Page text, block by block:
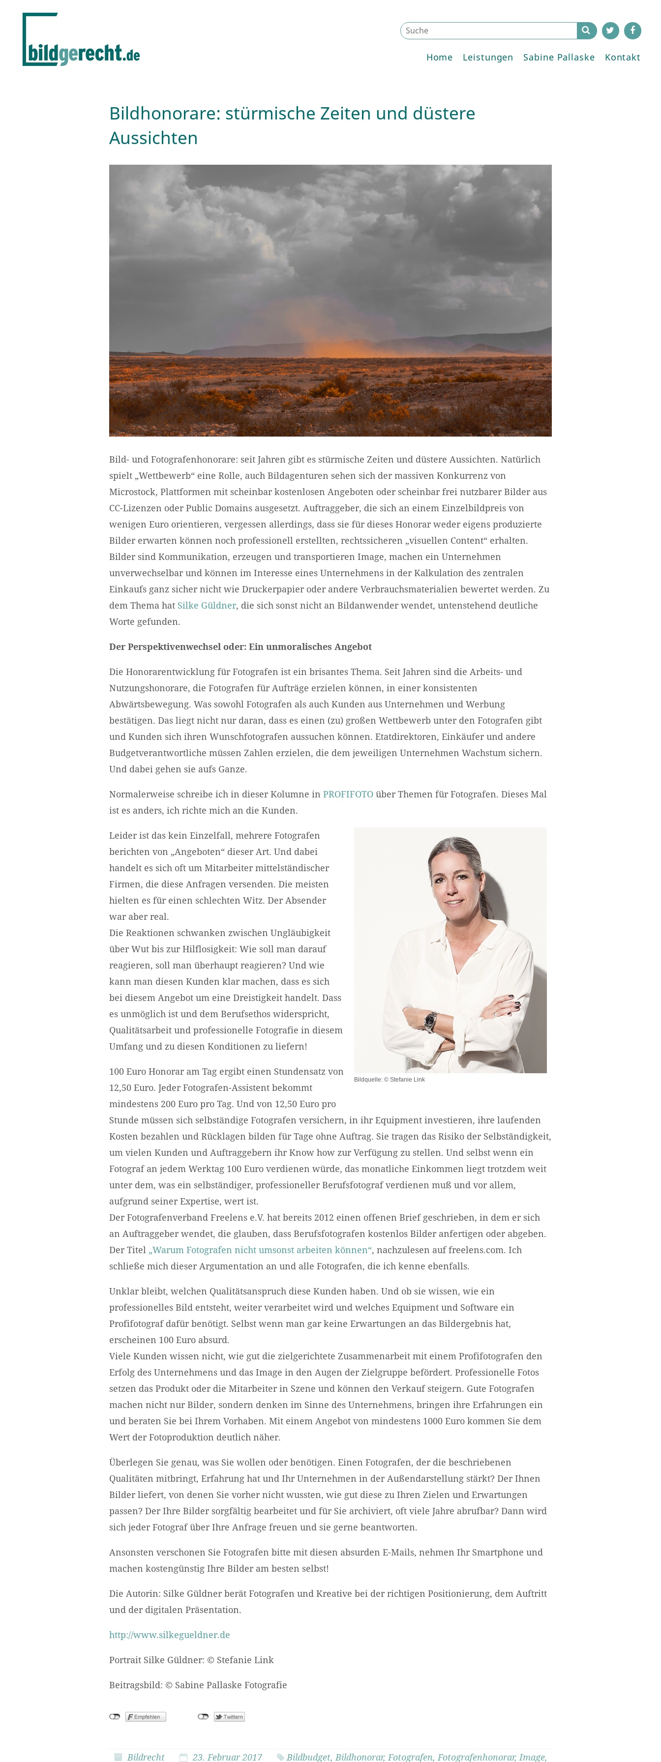
Home Leistungen Sabine Pallaske Kontakt
Bildhonorare: stürmische Zeiten und düstere
Aussichten
Bild- und Fotografenhonorare: seit Jahren gibt es stürmische Zeiten und düstere Aussichten. Natürlich
spielt „Wettbewerb“ eine Rolle, auch Bildagenturen sehen sich der massiven Konkurrenz von
Microstock, Plattformen mit scheinbar kostenlosen Angeboten oder scheinbar frei nutzbarer Bilder aus
CC-Lizenzen oder Public Domains ausgesetzt. Auftraggeber, die sich an einem Einzelbildpreis von
wenigen Euro orientieren, vergessen allerdings, dass sie für dieses Honorar weder eigens produzierte
Bilder erwarten können noch professionell erstellten, rechtssicheren „visuellen Content“ erhalten.
Bilder sind Kommunikation, erzeugen und transportieren Image, machen ein Unternehmen
unverwechselbar und können im Interesse eines Unternehmens in der Kalkulation des zentralen
Einkaufs ganz sicher nicht wie Druckerpapier oder andere Verbrauchsmaterialien bewertet werden. Zu
dem Thema hat Silke Güldner, die sich sonst nicht an Bildanwender wendet, untenstehend deutliche
Worte gefunden.
Der Perspektivenwechsel oder: Ein unmoralisches Angebot
Die Honorarentwicklung für Fotografen ist ein brisantes Thema. Seit Jahren sind die Arbeits- und
Nutzungshonorare, die Fotografen für Aufträge erzielen können, in einer konsistenten
Abwärtsbewegung. Was sowohl Fotografen als auch Kunden aus Unternehmen und Werbung
bestätigen. Das liegt nicht nur daran, dass es einen (zu) großen Wettbewerb unter den Fotografen gibt
und Kunden sich ihren Wunschfotografen aussuchen können. Etatdirektoren, Einkäufer und andere
Budgetverantwortliche müssen Zahlen erzielen, die dem jeweiligen Unternehmen Wachstum sichern.
Und dabei gehen sie aufs Ganze.
Normalerweise schreibe ich in dieser Kolumne in PROFIFOTO über Themen für Fotografen. Dieses Mal
ist es anders, ich richte mich an die Kunden.
Bildquelle: © Stefanie Link
Leider ist das kein Einzelfall, mehrere Fotografen
berichten von „Angeboten“ dieser Art. Und dabei
handelt es sich oft um Mitarbeiter mittelständischer
Firmen, die diese Anfragen versenden. Die meisten
hielten es für einen schlechten Witz. Der Absender
war aber real.
Die Reaktionen schwanken zwischen Ungläubigkeit
über Wut bis zur Hilflosigkeit: Wie soll man darauf
reagieren, soll man überhaupt reagieren? Und wie
kann man diesen Kunden klar machen, dass es sich
bei diesem Angebot um eine Dreistigkeit handelt. Dass
es unmöglich ist und dem Berufsethos widerspricht,
Qualitätsarbeit und professionelle Fotografie in diesem
Umfang und zu diesen Konditionen zu liefern!
100 Euro Honorar am Tag ergibt einen Stundensatz von
12,50 Euro. Jeder Fotografen-Assistent bekommt
mindestens 200 Euro pro Tag. Und von 12,50 Euro pro
Stunde müssen sich selbständige Fotografen versichern, in ihr Equipment investieren, ihre laufenden
Kosten bezahlen und Rücklagen bilden für Tage ohne Auftrag. Sie tragen das Risiko der Selbständigkeit,
um vielen Kunden und Auftraggebern ihr Know how zur Verfügung zu stellen. Und selbst wenn ein
Fotograf an jedem Werktag 100 Euro verdienen würde, das monatliche Einkommen liegt trotzdem weit
unter dem, was ein selbständiger, professioneller Berufsfotograf verdienen muß und vor allem,
aufgrund seiner Expertise, wert ist.
Der Fotografenverband Freelens e.V. hat bereits 2012 einen offenen Brief geschrieben, in dem er sich
an Auftraggeber wendet, die glauben, dass Berufsfotografen kostenlos Bilder anfertigen oder abgeben.
Der Titel „Warum Fotografen nicht umsonst arbeiten können“, nachzulesen auf freelens.com. Ich
schließe mich dieser Argumentation an und alle Fotografen, die ich kenne ebenfalls.
Unklar bleibt, welchen Qualitätsanspruch diese Kunden haben. Und ob sie wissen, wie ein
professionelles Bild entsteht, weiter verarbeitet wird und welches Equipment und Software ein
Profifotograf dafür benötigt. Selbst wenn man gar keine Erwartungen an das Bildergebnis hat,
erscheinen 100 Euro absurd.
Viele Kunden wissen nicht, wie gut die zielgerichtete Zusammenarbeit mit einem Profifotografen den
Erfolg des Unternehmens und das Image in den Augen der Zielgruppe befördert. Professionelle Fotos
setzen das Produkt oder die Mitarbeiter in Szene und können den Verkauf steigern. Gute Fotografen
machen nicht nur Bilder, sondern denken im Sinne des Unternehmens, bringen ihre Erfahrungen ein
und beraten Sie bei Ihrem Vorhaben. Mit einem Angebot von mindestens 1000 Euro kommen Sie dem
Wert der Fotoproduktion deutlich näher.
Überlegen Sie genau, was Sie wollen oder benötigen. Einen Fotografen, der die beschriebenen
Qualitäten mitbringt, Erfahrung hat und Ihr Unternehmen in der Außendarstellung stärkt? Der Ihnen
Bilder liefert, von denen Sie vorher nicht wussten, wie gut diese zu Ihren Zielen und Erwartungen
passen? Der Ihre Bilder sorgfältig bearbeitet und für Sie archiviert, oft viele Jahre abrufbar? Dann wird
sich jeder Fotograf über Ihre Anfrage freuen und sie gerne beantworten.
Ansonsten verschonen Sie Fotografen bitte mit diesen absurden E-Mails, nehmen Ihr Smartphone und
machen kostengünstig Ihre Bilder am besten selbst!
Die Autorin: Silke Güldner berät Fotografen und Kreative bei der richtigen Positionierung, dem Auftritt
und der digitalen Präsentation.
http://www.silkegueldner.de
Portrait Silke Güldner: © Stefanie Link
Beitragsbild: © Sabine Pallaske Fotografie
Bildrecht 23. Februar 2017 Bildbudget, Bildhonorar, Fotografen, Fotografenhonorar, Image,